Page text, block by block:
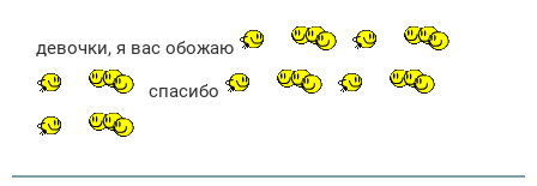
девочки, я вас обожаю
спасибо